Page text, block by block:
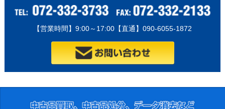
【営業時間】9:00～17:00【直通】090-6055-1872